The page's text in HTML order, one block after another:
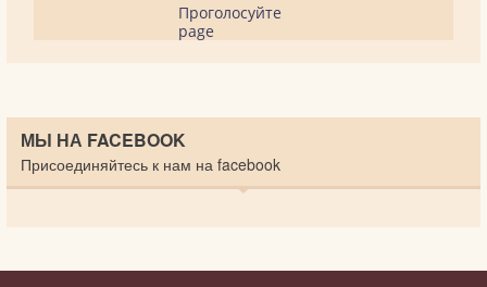
Проголосуйте
page
МЫ НА FACEBOOK
Присоединяйтесь к нам на facebook